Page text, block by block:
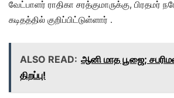
வேட்பாளர் ராதிகா சரத்குமாருக்கு, பிரதமர்
கடிதத்தில் குறிப்பிட்டுள்ளார் .
ALSO READ: ஆனி மாத பூஜை;
திறப்பு!